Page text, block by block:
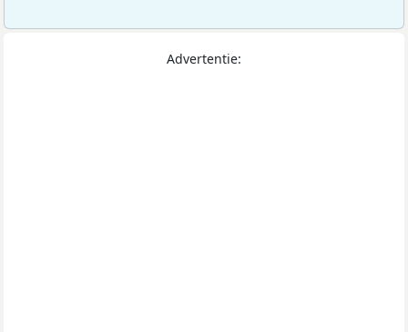
Advertentie: